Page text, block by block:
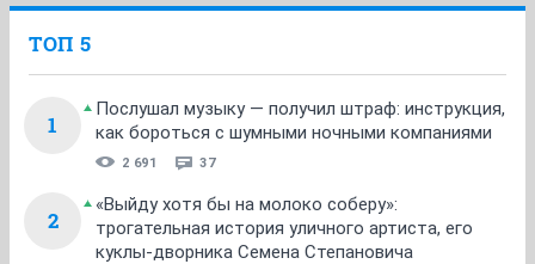
ТОП 5
1
Послушал музыку — получил штраф: инструкция,
как бороться с шумными ночными компаниями
2 691 37
2
«Выйду хотя бы на молоко соберу»:
трогательная история уличного артиста, его
куклы-дворника Семена Степановича